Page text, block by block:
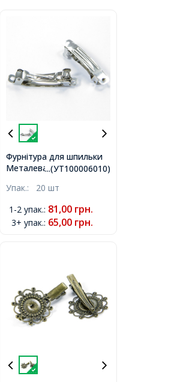
...(УТ100006010)
Фурнітура для шпильки
Металева, Колір:
Довжина 39мм, Ширина
Упак.: 20 шт
1-2 упак.: 81,00 грн.
3+ упак.: 65,00 грн.